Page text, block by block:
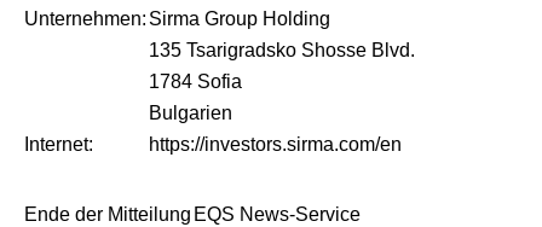
Unternehmen: Sirma Group Holding
135 Tsarigradsko Shosse Blvd.
1784 Sofia
Bulgarien
Internet:
https://investors.sirma.com/en
Ende der Mitteilung EQS News-Service